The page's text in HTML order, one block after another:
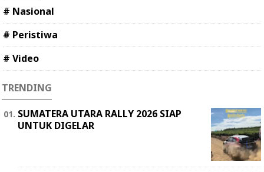
# Nasional
# Peristiwa
# Video
TRENDING
SUMATERA UTARA RALLY 2026 SIAP
UNTUK DIGELAR